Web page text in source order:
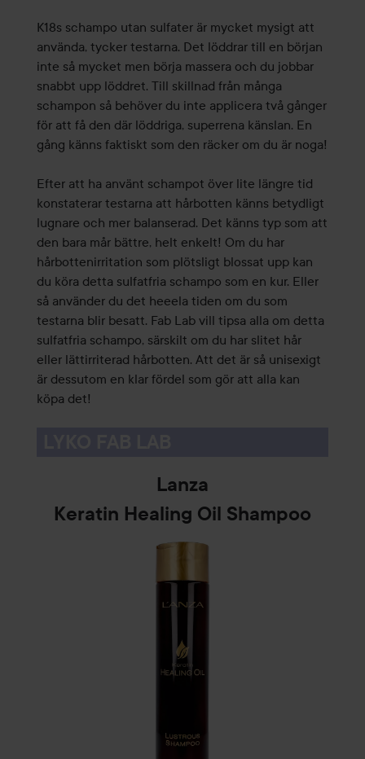
K18s schampo utan sulfater är mycket mysigt att
använda, tycker testarna. Det löddrar till en början
inte så mycket men börja massera och du jobbar
snabbt upp löddret. Till skillnad från många
schampon så behöver du inte applicera två gånger
för att få den där löddriga, superrena känslan. En
gång känns faktiskt som den räcker om du är noga!
Efter att ha använt schampot över lite längre tid
konstaterar testarna att hårbotten känns betydligt
lugnare och mer balanserad. Det känns typ som att
den bara mår bättre, helt enkelt! Om du har
hårbottenirritation som plötsligt blossat upp kan
du köra detta sulfatfria schampo som en kur. Eller
så använder du det heeela tiden om du som
testarna blir besatt. Fab Lab vill tipsa alla om detta
sulfatfria schampo, särskilt om du har slitet hår
eller lättirriterad hårbotten. Att det är så unisexigt
är dessutom en klar fördel som gör att alla kan
köpa det!
Lanza
Keratin Healing Oil Shampoo